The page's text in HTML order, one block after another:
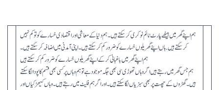
ہم اپنے گھر میں بیٹھے پارٹ ٹائم نوکری کر سکتے ہیں ۔ہم دنیا کے معاشی اور اقتصادی خسارے کو تو کم نہیں
کر سکتے ہیں. ہاں اپنے گھریلوں خسارے کو ضرور کم کر سکتے ہیں ۔ اپنی آمدنی میں اضافہ کر سکتے ہیں ۔
ہم اپنے گھر میں باغبانی کر کے اپنے گھریلوں خسارے کو ضرور کم کر سکتے ہیں
ہم جس گھر میں رہتے ہیں اگر وہاں تھوڑی سی بھی جگہ موجود ہے تو ہم وہاں پر کسی بھی قسم کا پودا لگا سکتے
ہیں ۔ گھڑوں کے چھت پر بھی سبزیاں لگا سکتے ہیں۔ اور اگر ہم فلیٹ میں رہتے ہیں ۔ وہاں کیھڑکیاں اور